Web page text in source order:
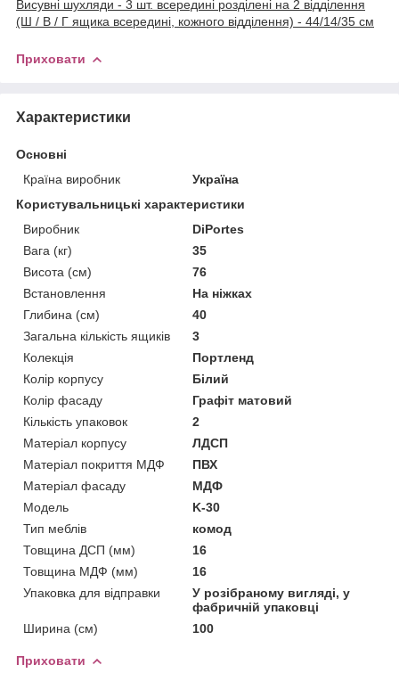
Висувні шухляди - 3 шт. всередині розділені на 2 відділення
(Ш / В / Г ящика всередині, кожного відділення) - 44/14/35 см
Приховати
Характеристики
Основні
Країна виробник
Україна
Користувальницькі характеристики
Виробник
DiPortes
Вага (кг)
35
Висота (см)
76
Встановлення
На ніжках
Глибина (см)
40
Загальна кількість ящиків
3
Колекція
Портленд
Колір корпусу
Білий
Колір фасаду
Графіт матовий
Кількість упаковок
2
Матеріал корпусу
ЛДСП
Матеріал покриття МДФ
ПВХ
Матеріал фасаду
МДФ
Мoдель
K-30
Тип меблів
комод
Товщина ДСП (мм)
16
Товщина МДФ (мм)
16
Упаковка для відправки
У розібраному вигляді, у
фабричній упаковці
Ширина (см)
100
Приховати